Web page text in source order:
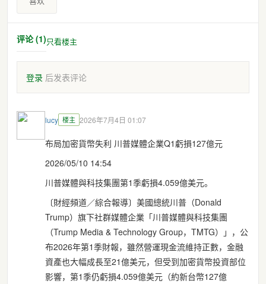
评论 (1)只看楼主
登录 后发表评论
lucy 楼主 2026年7月4日 01:07
布局加密貨幣失利 川普媒體企業Q1虧損127億元
2026/05/10 14:54
川普媒體與科技集團第1季虧損4.059億美元。
〔財經頻道／綜合報導〕美國總統川普（Donald
Trump）旗下社群媒體企業「川普媒體與科技集團
（Trump Media & Technology Group，TMTG）」，公
布2026年第1季財報，雖然營運現金流維持正數，金融
資產也大幅成長至21億美元，但受到加密貨幣投資部位
影響，第1季仍虧損4.059億美元（約新台幣127億